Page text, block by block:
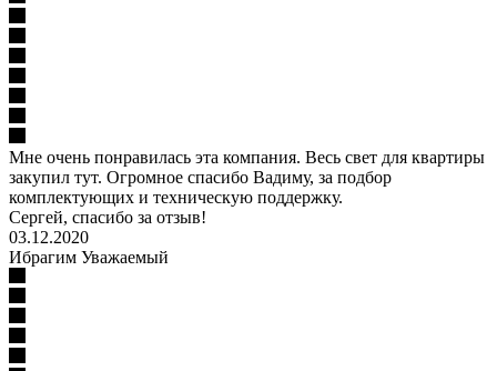
Мне очень понравилась эта компания. Весь свет для квартиры
закупил тут. Огромное спасибо Вадиму, за подбор
комплектующих и техническую поддержку.
Сергей, спасибо за отзыв!
03.12.2020
Ибрагим Уважаемый